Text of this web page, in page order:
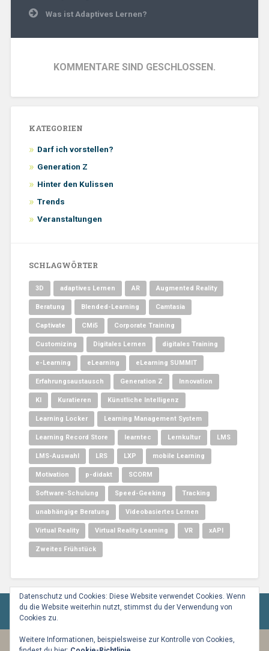
Was ist Adaptives Lernen?
KOMMENTARE SIND GESCHLOSSEN.
KATEGORIEN
Darf ich vorstellen?
Generation Z
Hinter den Kulissen
Trends
Veranstaltungen
SCHLAGWÖRTER
3D adaptives Lernen AR Augmented Reality
Beratung Blended-Learning Camtasia
Captivate CMi5 Corporate Training
Customizing Digitales Lernen digitales Training
e-Learning eLearning eLearning SUMMIT
Erfahrungsaustausch Generation Z Innovation
KI Kuratieren Künstliche Intelligenz
Learning Locker Learning Management System
Learning Record Store learntec Lernkultur LMS
LMS-Auswahl LRS LXP mobile Learning
Motivation p-didakt SCORM
Software-Schulung Speed-Geeking Tracking
unabhängige Beratung Videobasiertes Lernen
Virtual Reality Virtual Reality Learning VR xAPI
Zweites Frühstück
Datenschutz und Cookies: Diese Website verwendet Cookies. Wenn
du die Website weiterhin nutzt, stimmst du der Verwendung von
Cookies zu.
Weitere Informationen, beispielsweise zur Kontrolle von Cookies,